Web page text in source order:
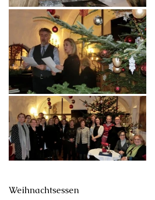
Weihnachtsessen